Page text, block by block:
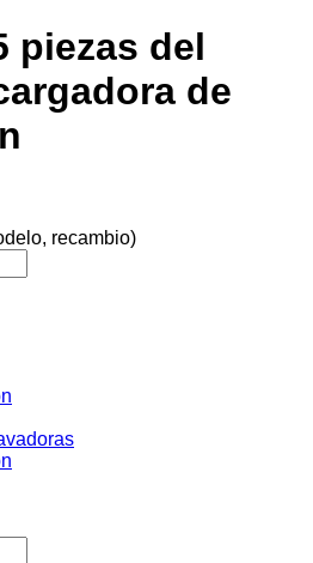
piezas del
de
recambio)